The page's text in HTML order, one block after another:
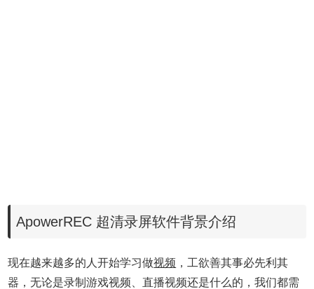
ApowerREC 超清录屏软件背景介绍
现在越来越多的人开始学习做视频 ，工欲善其事必先利其
器，无论是录制游戏视频、直播视频还是什么的，我们都需